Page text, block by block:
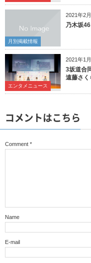
2021年2
月別掲載情報
乃木坂
2021年1
エンタメニュース
3坂道合
遠藤さ
コメントはこちら
Comment *
Name
E-mail